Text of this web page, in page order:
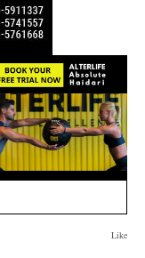
Like